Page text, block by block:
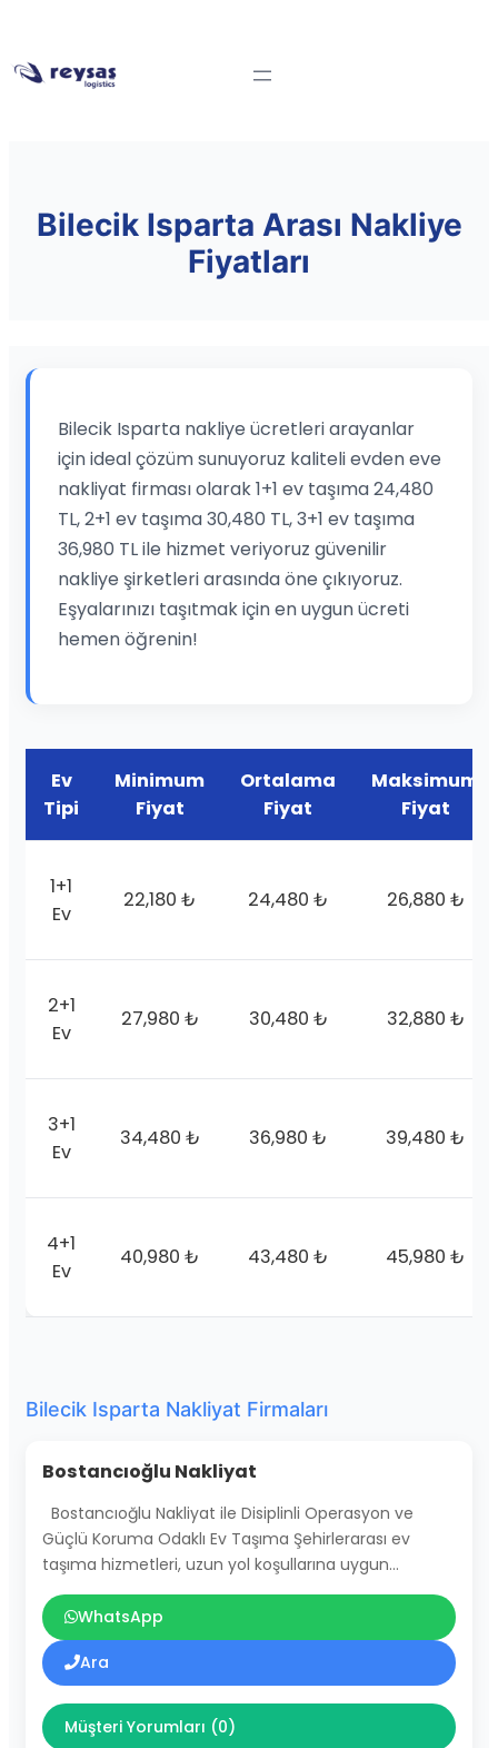
Bilecik Isparta Arası Nakliye
Fiyatları
Bilecik Isparta nakliye ücretleri arayanlar
için ideal çözüm sunuyoruz kaliteli evden eve
nakliyat firması olarak 1+1 ev taşıma 24,480
TL, 2+1 ev taşıma 30,480 TL, 3+1 ev taşıma
36,980 TL ile hizmet veriyoruz güvenilir
nakliye şirketleri arasında öne çıkıyoruz.
Eşyalarınızı taşıtmak için en uygun ücreti
hemen öğrenin!
Ev
Tipi
Minimum
Fiyat
Ortalama
Fiyat
Maksimum
Fiyat
1+1
Ev
22,180 ₺ 24,480 ₺ 26,880 ₺
2+1
Ev
27,980 ₺ 30,480 ₺ 32,880 ₺
3+1
Ev
34,480 ₺ 36,980 ₺ 39,480 ₺
4+1
Ev
40,980 ₺ 43,480 ₺ 45,980 ₺
Bilecik Isparta Nakliyat Firmaları
Bostancıoğlu Nakliyat
Bostancıoğlu Nakliyat ile Disiplinli Operasyon ve
Güçlü Koruma Odaklı Ev Taşıma Şehirlerarası ev
taşıma hizmetleri, uzun yol koşullarına uygun…
WhatsApp
Ara
Müşteri Yorumları (0)